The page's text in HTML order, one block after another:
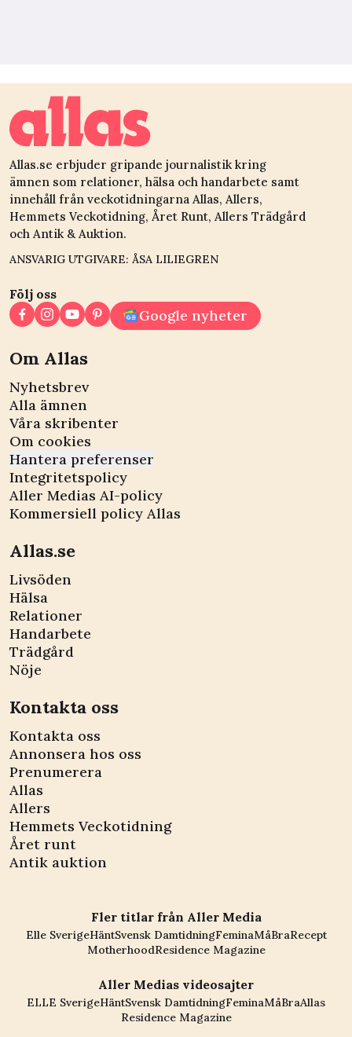
Allas.se erbjuder gripande journalistik kring
ämnen som relationer, hälsa och handarbete samt
innehåll från veckotidningarna Allas, Allers,
Hemmets Veckotidning, Året Runt, Allers Trädgård
och Antik & Auktion.
ANSVARIG UTGIVARE: ÅSA LILIEGREN
Följ oss
Google nyheter
Om Allas
Nyhetsbrev
Alla ämnen
Våra skribenter
Om cookies
Hantera preferenser
Integritetspolicy
Aller Medias AI-policy
Kommersiell policy Allas
Allas.se
Livsöden
Hälsa
Relationer
Handarbete
Trädgård
Nöje
Kontakta oss
Kontakta oss
Annonsera hos oss
Prenumerera
Allas
Allers
Hemmets Veckotidning
Året runt
Antik auktion
Fler titlar från Aller Media
Elle SverigeHäntSvensk DamtidningFeminaMåBraRecept
MotherhoodResidence Magazine
Aller Medias videosajter
ELLE SverigeHäntSvensk DamtidningFeminaMåBraAllas
Residence Magazine